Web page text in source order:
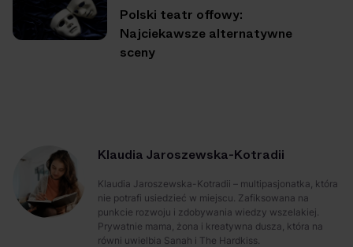
Polski teatr offowy:
Najciekawsze alternatywne
sceny
Klaudia Jaroszewska-Kotradii
Klaudia Jaroszewska-Kotradii – multipasjonatka, która
nie potrafi usiedzieć w miejscu. Zafiksowana na
punkcie rozwoju i zdobywania wiedzy wszelakiej.
Prywatnie mama, żona i kreatywna dusza, która na
równi uwielbia Sanah i The Hardkiss.